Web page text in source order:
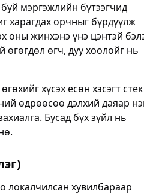
мэргэжлийн бүтээгчид
харагдах орчныг бүрдүүлж
оны жинхэнэ үнэ цэнтэй
өгч, дуу хоолойг нь
хүсэх есөн хэсэгт стек
өдрөөсөө дэлхий даяар
Бусад бүх зүйл нь
локалчилсан хувилбараар